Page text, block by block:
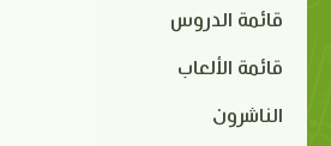
قائمة الدروس
قائمة الألعاب
الناشرون